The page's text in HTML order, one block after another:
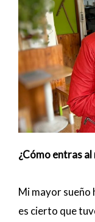
¿Cómo entras al
Mi mayor sueño
es cierto que